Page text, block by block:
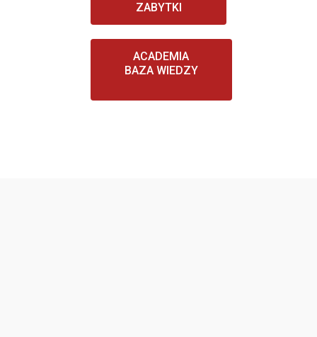
ZABYTKI
ACADEMIA
BAZA WIEDZY